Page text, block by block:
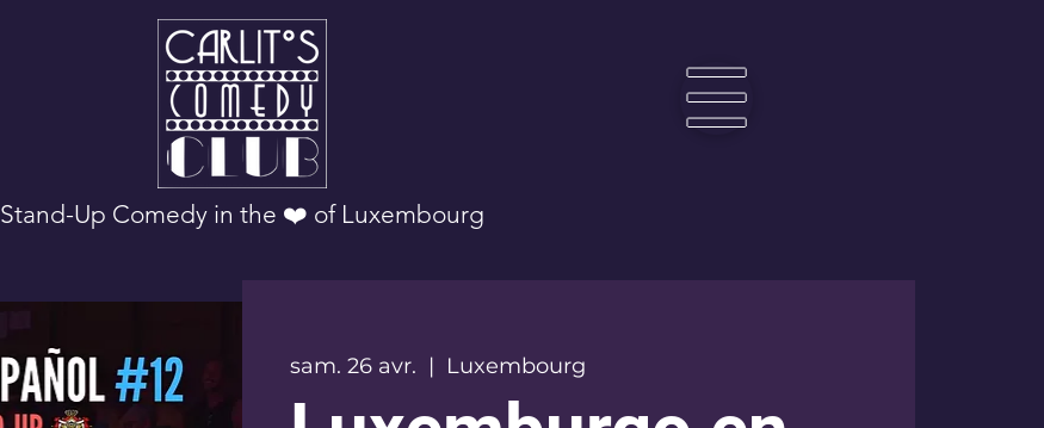
☰
Stand-Up Comedy in the ❤️ of Luxembourg
sam. 26 avr.
  |
Luxembourg